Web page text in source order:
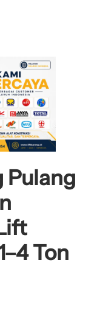
Pulang
Ton